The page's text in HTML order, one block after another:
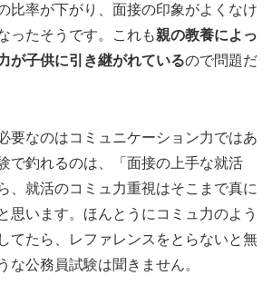
比率が下がり、面接の印象がよくなけ
ったそうです。これも親の教養によっ
が子供に引き継がれているので問題だ
要なのはコミュニケーション力ではあ
で釣れるのは、「面接の上手な就活
、就活のコミュ力重視はそこまで真に
思います。ほんとうにコミュ力のよう
てたら、レファレンスをとらないと無
な公務員試験は聞きません。